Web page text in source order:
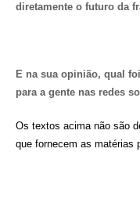
diretamente o futuro da
E na sua opinião, qual
para a gente nas redes
Os textos acima não são
que fornecem as matérias